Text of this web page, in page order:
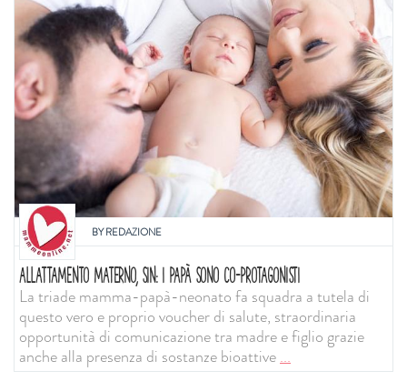
BYREDAZIONE
ALLATTAMENTO MATERNO, SIN: I PAPÀ SONO CO-PROTAGONISTI
La triade mamma-papà-neonato fa squadra a tutela di
questo vero e proprio voucher di salute, straordinaria
opportunità di comunicazione tra madre e figlio grazie
anche alla presenza di sostanze bioattive...